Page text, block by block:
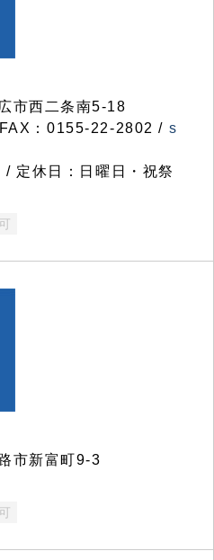
市西二条南5-18
：0155-22-2802 / s
定休日：日曜日・祝祭
市新富町9-3